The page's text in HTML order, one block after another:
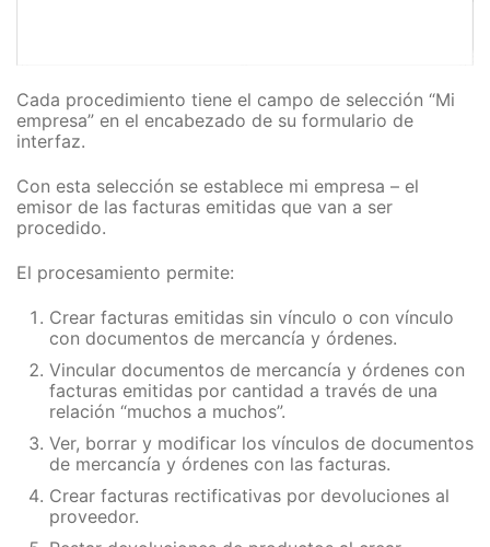
Cada procedimiento tiene el campo de selección “Mi
empresa” en el encabezado de su formulario de
interfaz.
Con esta selección se establece mi empresa – el
emisor de las facturas emitidas que van a ser
procedido.
El procesamiento permite:
Crear facturas emitidas sin vínculo o con vínculo
con documentos de mercancía y órdenes.
Vincular documentos de mercancía y órdenes con
facturas emitidas por cantidad a través de una
relación “muchos a muchos”.
Ver, borrar y modificar los vínculos de documentos
de mercancía y órdenes con las facturas.
Crear facturas rectificativas por devoluciones al
proveedor.